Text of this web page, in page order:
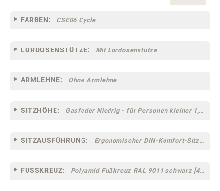
FARBEN: CSE06 Cycle
LORDOSENSTÜTZE: Mit Lordosenstütze
ARMLEHNE: Ohne Armlehne
SITZHÖHE: Gasfeder Niedrig - für Personen kleiner 1,60 m
SITZAUSFÜHRUNG: Ergonomischer DIN-Komfort-Sitz [75]
FUSSKREUZ: Polyamid Fußkreuz RAL 9011 schwarz [44]